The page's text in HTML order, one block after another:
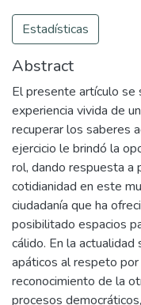
Estadísticas
Abstract
El presente artículo se
experiencia vivida de
recuperar los saberes
ejercicio le brindó la
rol, dando respuesta a
cotidianidad en este
ciudadanía que ha
posibilitado espacios
cálido. En la
apáticos al respeto
reconocimiento de la
procesos